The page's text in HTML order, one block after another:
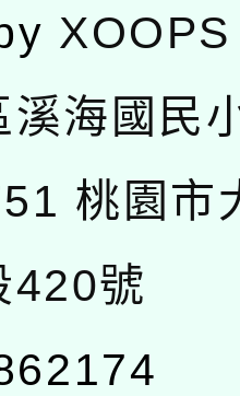
XOOPS
溪海國民
桃園市
420號